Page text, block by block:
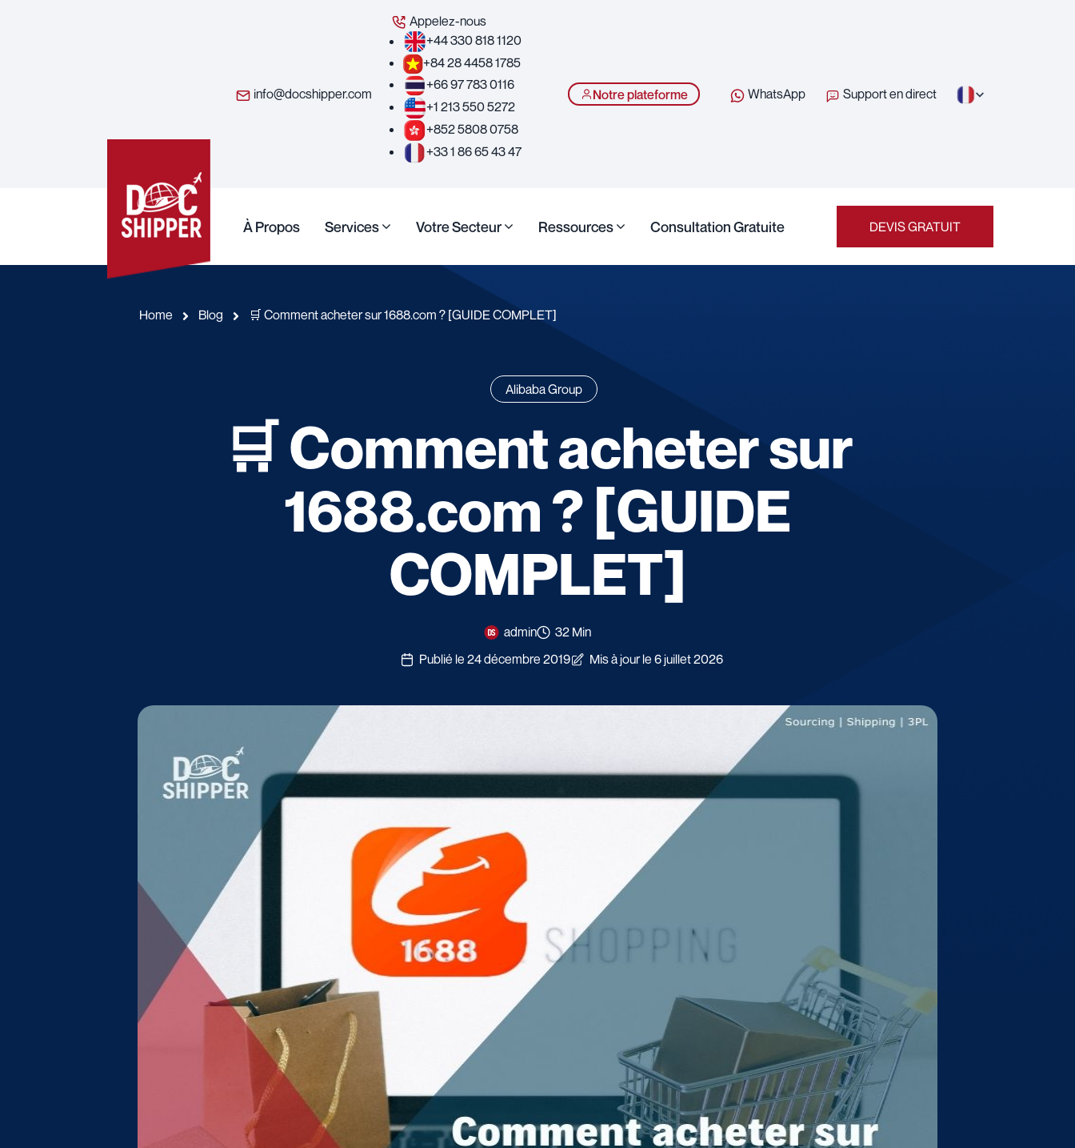
info@docshipper.com
Appelez-nous
+44 330 818 1120
+84 28 4458 1785
+66 97 783 0116
+1 213 550 5272
+852 5808 0758
+33 1 86 65 43 47
Notre plateforme WhatsApp Support en direct
À Propos Services Votre Secteur Ressources Consultation Gratuite DEVIS GRATUIT
Home Blog 🛒 Comment acheter sur 1688.com ? [GUIDE COMPLET]
Alibaba Group
🛒 Comment acheter sur
1688.com ? [GUIDE
COMPLET]
admin
32 Min
Publié le 24 décembre 2019
Mis à jour le 6 juillet 2026